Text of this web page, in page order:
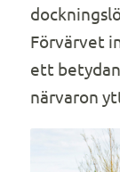
Förvärvet
ett
närvaron